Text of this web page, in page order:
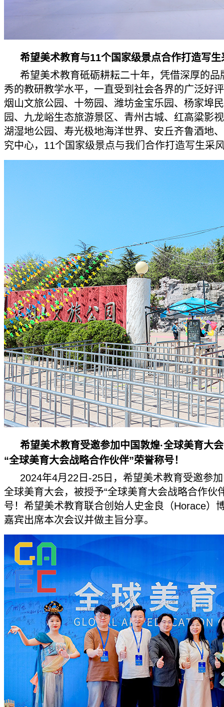
希望美术教育与11个国家级景点合作打造写生
希望美术教育砥砺耕耘二十年，凭借深厚的品
秀的教研教学水平，一直受到社会各界的广泛好
烟山文旅公园、十笏园、潍坊金宝乐园、杨家埠
园、九龙峪生态旅游景区、青州古城、红高粱影
湖湿地公园、寿光极地海洋世界、安丘齐鲁酒地
究中心，11个国家级景点与我们合作打造写生采
希望美术教育受邀参加中国敦煌·全球美育大
“全球美育大会战略合作伙伴”荣誉称号！
2024年4月22日-25日，希望美术教育受邀参
全球美育大会，被授予“全球美育大会战略合作伙
号！希望美术教育联合创始人史金良（Horace）
嘉宾出席本次会议并做主旨分享。